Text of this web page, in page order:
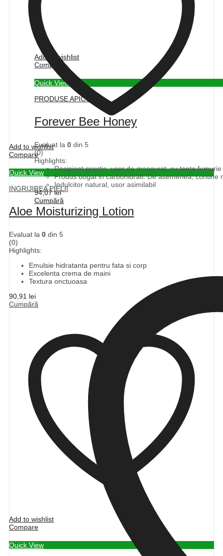
Add to wishlist
Compare
Quick View
PRODUSE APICOLE
Forever Bee Honey
Evaluat la 0 din 5
(0)
Highlights:
Recipient practic, usor de manevrat, cu tenta
Produs bogat in carbohidrati. De asemenea, contine
Indulcitor natural, usor asimilabil
94,07lei
Cumpără
Add to wishlist
Compare
Quick View
INGRIJIREA PIELII
Aloe Moisturizing Lotion
Evaluat la 0 din 5
(0)
Highlights:
Emulsie hidratanta pentru fata si corp
Excelenta crema de maini
Textura onctuoasa
90,91 lei
Cumpără
Add to wishlist
Compare
Quick View